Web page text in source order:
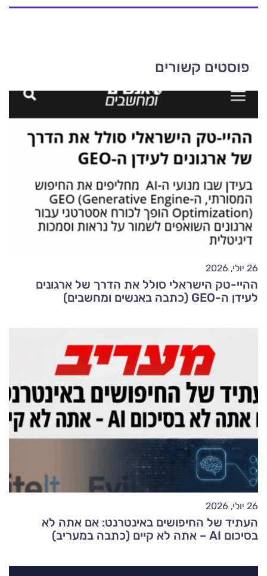
פוסטים קשורים
26 יולי, 2026
ההיי-טק הישראלי סולל את הדרך של ארגונים
לעידן ה-GEO (כתבה באנשים ומחשבים)
26 יולי, 2026
העתיד של החיפושים באינטרנט: אם אתה לא
בסיכום AI – אתה לא קיים (כתבה במעריב)